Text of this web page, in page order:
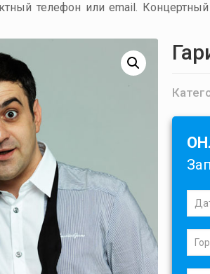
телефон или email.